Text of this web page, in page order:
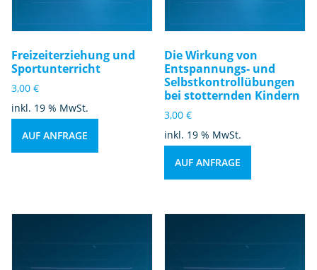
Freizeiterziehung und
Sportunterricht
3,00 €
inkl. 19 % MwSt.
AUF ANFRAGE
Die Wirkung von
Entspannungs- und
Selbstkontrollübungen
bei stotternden Kindern
3,00€
inkl. 19 % MwSt.
AUF ANFRAGE